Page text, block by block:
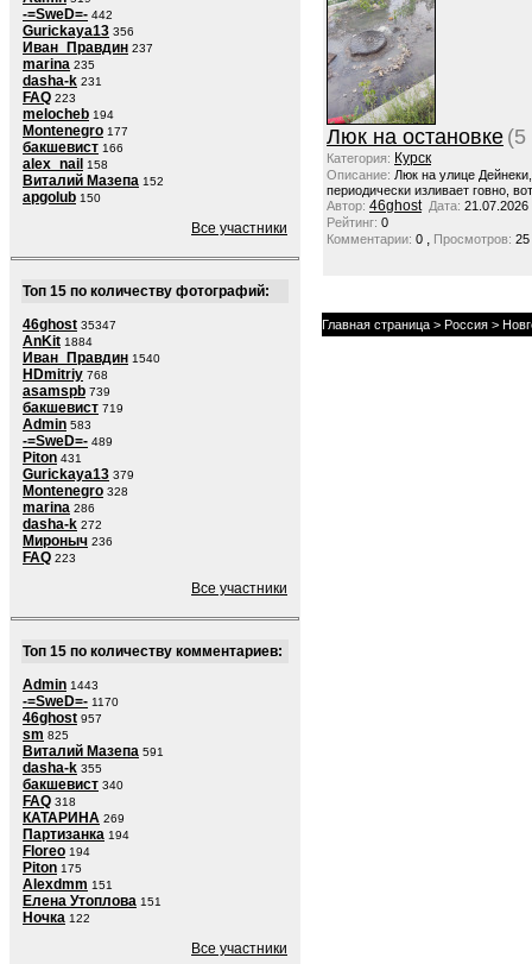
-=SweD=- 442
Gurickaya13 356
Иван_Правдин 237
marina 235
dasha-k 231
FAQ 223
melocheb 194
Montenegro 177
бакшевист 166
alex_nail 158
Виталий Мазепа 152
apgolub 150
Все участники
Топ 15 по количеству фотографий:
46ghost 35347
AnKit 1884
Иван_Правдин 1540
HDmitriy 768
asamspb 739
бакшевист 719
Admin 583
-=SweD=- 489
Piton 431
Gurickaya13 379
Montenegro 328
marina 286
dasha-k 272
Мироныч 236
FAQ 223
Все участники
Топ 15 по количеству комментариев:
Admin 1443
-=SweD=- 1170
46ghost 957
sm 825
Виталий Мазепа 591
dasha-k 355
бакшевист 340
FAQ 318
КАТАРИНА 269
Партизанка 194
Floreo 194
Piton 175
Alexdmm 151
Елена Утоплова 151
Ночка 122
Все участники
Люк на остановке (5
Категория: Курск
Описание: Люк на улице
периодически изливает говно,
Автор: 46ghost Дата: 21.07.2026
Рейтинг: 0
Комментарии: 0 , Просмотров: 25
Главная страница > Россия >